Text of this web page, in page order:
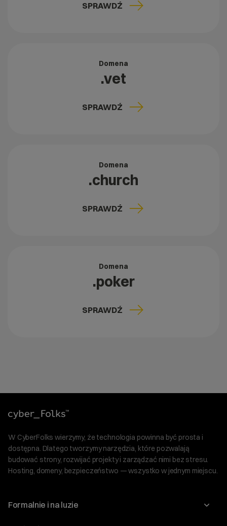
SPRAWDŹ
Domena
.vet
SPRAWDŹ
Domena
.church
SPRAWDŹ
Domena
.poker
SPRAWDŹ
W CyberFolks wierzymy, że technologia powinna być prosta i
dostępna. Dlatego tworzymy narzędzia, które pozwalają
budować strony, rozwijać projekty i zarządzać nimi bez stresu.
Hosting, domeny, bezpieczeństwo — wszystko w jednym miejscu.
Formalnie i na luzie